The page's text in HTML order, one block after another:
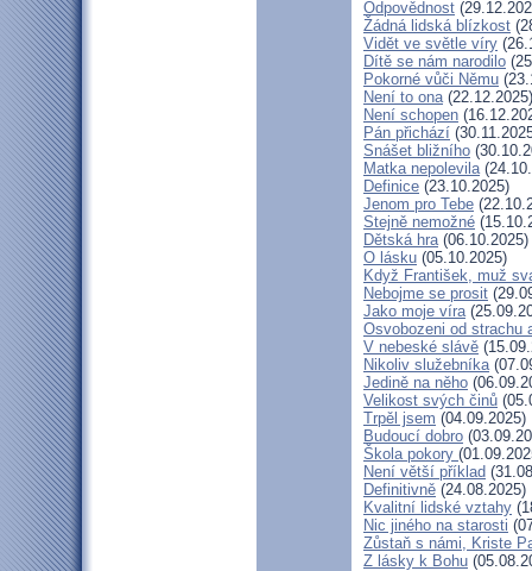
Odpovědnost
Žádná lidská blízkost
Vidět ve světle víry
Dítě se nám narodilo
Pokorné vůči Němu
Není to ona(22.12.2025)
Není schopen
Pán přichází
Snášet bližního
Matka nepolevila
Definice (23.10.2025)
Jenom pro Tebe
Stejně nemožné
Dětská hra(06.10.2025)
O lásku (05.10.2025)
Když František, muž
Nebojme se prosit
Jako moje víra
Osvobozeni od strachu
V nebeské slávě
Nikoliv služebníka
Jedině na něho
Velikost svých činů
Trpěl jsem (04.09.2025)
Budoucí dobro
Škola pokory
Není větší příklad
Definitivně (24.08.2025)
Kvalitní lidské vztahy
Nic jiného na starosti
Zůstaň s námi, Kriste
Z lásky k Bohu